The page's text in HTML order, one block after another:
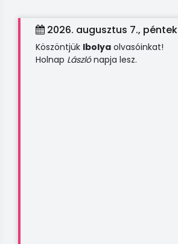
2026. augusztus 7., péntek
Köszöntjük Ibolya olvasóinkat!
Holnap Lászlónapja lesz.